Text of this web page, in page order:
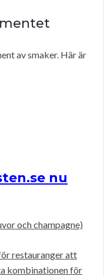
av smaker. Här är
nu
och champagne)
restauranger att
kombinationen för